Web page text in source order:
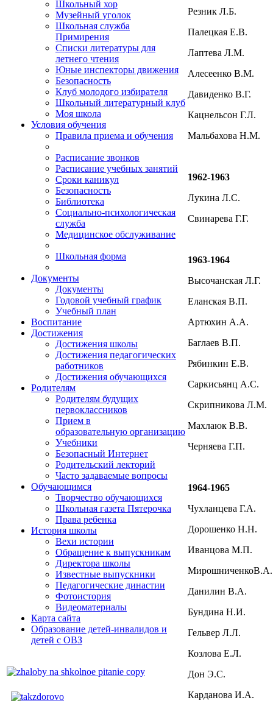
Школьный хор
Музейный уголок
Школьная служба
Примирения
Списки литературы для
летнего чтения
Юные инспекторы движения
Безопасность
Клуб молодого избирателя
Школьный литературный клуб
Моя школа
Условия обучения
Правила приема и обучения
Расписание звонков
Расписание учебных занятий
Сроки каникул
Безопасность
Библиотека
Социально-психологическая
служба
Медицинское обслуживание
Школьная форма
Документы
Документы
Годовой учебный график
Учебный план
Воспитание
Достижения
Достижения школы
Достижения педагогических
работников
Достижения обучающихся
Родителям
Родителям будущих
первоклассников
Прием в
образовательную организацию
Учебники
Безопасный Интернет
Родительский лекторий
Часто задаваемые вопросы
Обучающимся
Творчество обучающихся
Школьная газета Пятерочка
Права ребенка
История школы
Вехи истории
Обращение к выпускникам
Директора школы
Известные выпускники
Педагогические династии
Фотоистория
Видеоматериалы
Карта сайта
Образование детей-инвалидов и
детей с ОВЗ
Резник Л.Б.
Палецкая Е.В.
Лаптева Л.М.
Алесеенко В.М.
Давиденко В.Г.
Кацнельсон Г.Л.
Мальбахова Н.М.
1962-1963
Лукина Л.С.
Свинарева Г.Г.
1963-1964
Высочанская Л.Г.
Еланская В.П.
Артюхин А.А.
Баглаев В.П.
Рябинкин Е.В.
Саркисьянц А.С.
Скрипникова Л.М.
Махлаюк В.В.
Черняева Г.П.
1964-1965
Чухланцева Г.А.
Дорошенко Н.Н.
Иванцова М.П.
Данилин В.А.
Бундина Н.И.
Гельвер Л.Л.
Козлова Е.Л.
Дон Э.С.
Карданова И.А.